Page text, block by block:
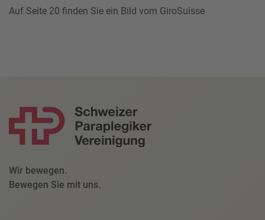
Auf Seite 20 finden Sie ein Bild vom GiroSuisse
Wir bewegen.
Bewegen Sie mit uns.